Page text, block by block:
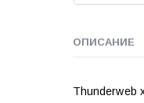
ОПИСАНИЕ
Thunderweb